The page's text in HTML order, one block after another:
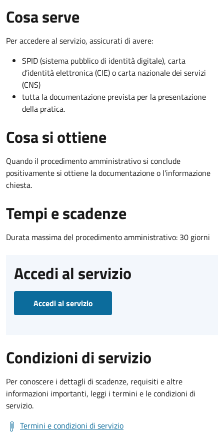
Cosa serve
Per accedere al servizio, assicurati di avere:
SPID (sistema pubblico di identità digitale), carta
d’identità elettronica (CIE) o carta nazionale dei servizi
(CNS)
tutta la documentazione prevista per la presentazione
della pratica.
Cosa si ottiene
Quando il procedimento amministrativo si conclude
positivamente si ottiene la documentazione o l'informazione
chiesta.
Tempi e scadenze
Durata massima del procedimento amministrativo: 30 giorni
Accedi al servizio
Accedi al servizio
Condizioni di servizio
Per conoscere i dettagli di scadenze, requisiti e altre
informazioni importanti, leggi i termini e le condizioni di
servizio.
Termini e condizioni di servizio